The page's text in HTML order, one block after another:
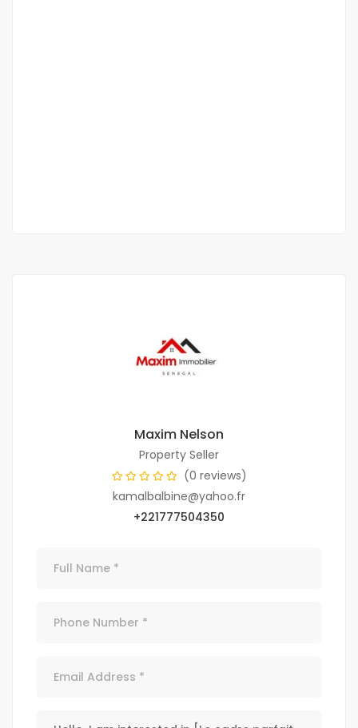
Maxim Nelson
Property Seller
(0 reviews)
kamalbalbine@yahoo.fr
+221777504350